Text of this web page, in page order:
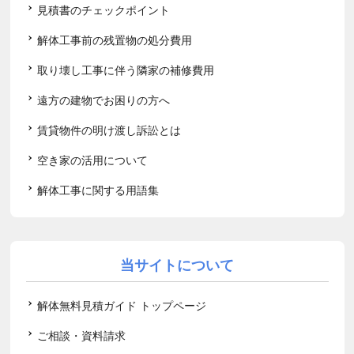
見積書のチェックポイント
解体工事前の残置物の処分費用
取り壊し工事に伴う隣家の補修費用
遠方の建物でお困りの方へ
賃貸物件の明け渡し訴訟とは
空き家の活用について
解体工事に関する用語集
当サイトについて
解体無料見積ガイド トップページ
ご相談・資料請求